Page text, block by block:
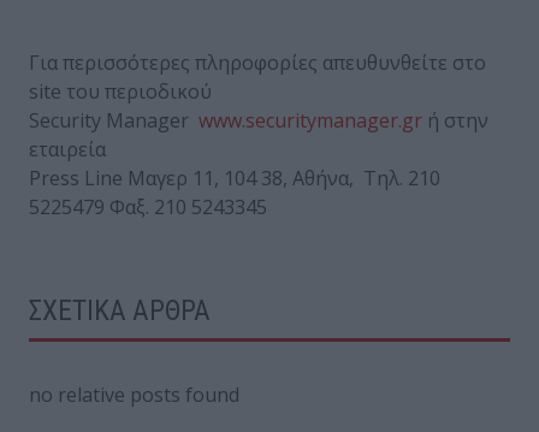
Για περισσότερες πληροφορίες απευθυνθείτε στο
site του περιοδικού
Security Manager www.securitymanager.gr ή στην
εταιρεία
Press Line Μαγερ 11, 104 38, Αθήνα, Τηλ. 210
5225479 Φαξ. 210 5243345
ΣΧΕΤΙΚΑ ΑΡΘΡΑ
no relative posts found